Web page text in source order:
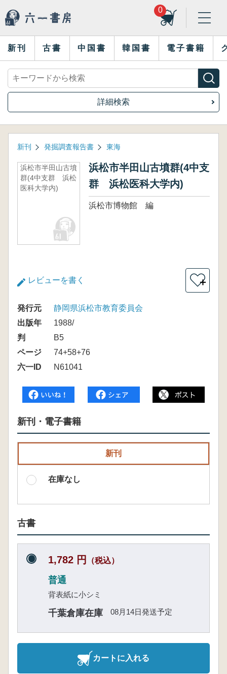
0
新刊 古書 中国書 韓国書 電子書籍
詳細検索
新刊 発掘調査報告書 東海
浜松市半田山古墳
群(4中支群 浜松
医科大学内)
浜松市半田山古墳群(4中支
群 浜松医科大学内)
浜松市博物館 編
レビューを書く ＋
発行元
静岡県浜松市教育委員会
出版年
1988/
判
B5
ページ
74+58+76
六一ID
N61041
新刊・電子書籍
新刊
在庫なし
古書
1,782 円 （税込）
普通
背表紙に小シミ
千葉倉庫在庫 08月14日発送予定
カートに入れる